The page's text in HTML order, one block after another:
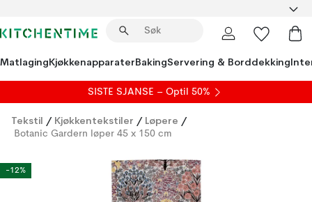
MatlagingKjøkkenapparaterBakingServering & Borddekking
SISTE SJANSE – Optil 50%
Tekstil / Kjøkkentekstiler / Løpere /
Botanic Gardern løper 45 x 150 cm
-12%